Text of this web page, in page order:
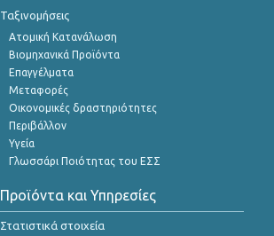
Ταξινομήσεις
Ατομική Κατανάλωση
Βιομηχανικά Προϊόντα
Επαγγέλματα
Μεταφορές
Οικονομικές δραστηριότητες
Περιβάλλον
Υγεία
Γλωσσάρι Ποιότητας του ΕΣΣ
Προϊόντα και Υπηρεσίες
Στατιστικά στοιχεία